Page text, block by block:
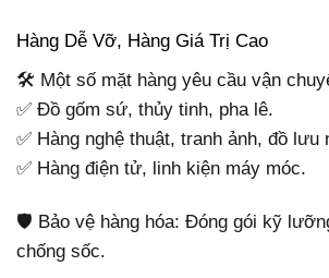
Hàng Dễ Vỡ, Hàng Giá Trị Cao
🛠 Một số mặt hàng yêu cầu vận
✅ Đồ gốm sứ, thủy tinh, pha lê.
✅ Hàng nghệ thuật, tranh ảnh, đồ lưu
✅ Hàng điện tử, linh kiện máy móc.
🛡 Bảo vệ hàng hóa: Đóng gói kỹ
chống sốc.